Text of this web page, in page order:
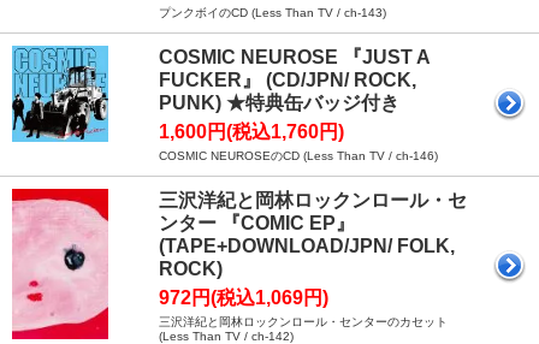
プンクボイのCD (Less Than TV / ch-143)
COSMIC NEUROSE 『JUST A
FUCKER』 (CD/JPN/ ROCK,
PUNK) ★特典缶バッジ付き
1,600円(税込1,760円)
COSMIC NEUROSEのCD (Less Than TV / ch-146)
三沢洋紀と岡林ロックンロール・セ
ンター 『COMIC EP』
(TAPE+DOWNLOAD/JPN/ FOLK,
ROCK)
972円(税込1,069円)
三沢洋紀と岡林ロックンロール・センターのカセット
(Less Than TV / ch-142)